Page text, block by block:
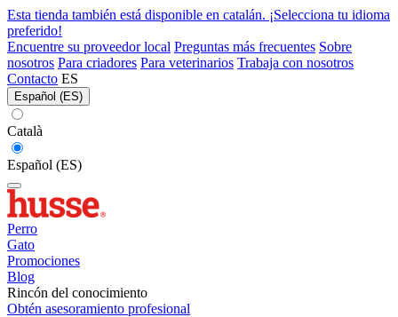
Esta tienda también está disponible en catalán. ¡Selecciona tu idioma
preferido!
Encuentre su proveedor local Preguntas más frecuentes Sobre
nosotros Para criadores Para veterinarios Trabaja con nosotros
Contacto ES
Español (ES)
Català
Español (ES)
Perro
Gato
Promociones
Blog
Rincón del conocimiento
Obtén asesoramiento profesional